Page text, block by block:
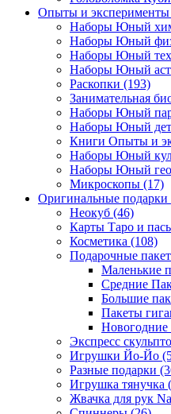
Опыты и эксперименты
Наборы Юный
Наборы Юный
Наборы Юный
Наборы Юный
Раскопки (193)
Занимательная
Наборы Юный
Наборы Юный
Книги Опыты и
Наборы Юный
Наборы Юный
Микроскопы (17)
Оригинальные подарки
Неокуб (46)
Карты Таро и
Косметика (108)
Подарочные
Маленькие
Средние
Большие
Пакеты
Новогодние
Экспресс
Игрушки Йо-Йо
Разные подарки
Игрушка тянучка
Жвачка для рук